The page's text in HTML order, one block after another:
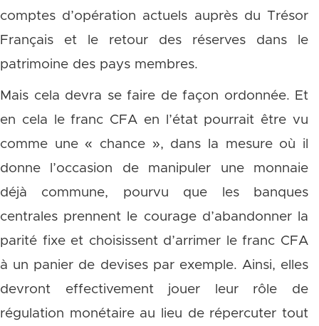
comptes d’opération actuels auprès du Trésor
Français et le retour des réserves dans le
patrimoine des pays membres.
Mais cela devra se faire de façon ordonnée. Et
en cela le franc CFA en l’état pourrait être vu
comme une « chance », dans la mesure où il
donne l’occasion de manipuler une monnaie
déjà commune, pourvu que les banques
centrales prennent le courage d’abandonner la
parité fixe et choisissent d’arrimer le franc CFA
à un panier de devises par exemple. Ainsi, elles
devront effectivement jouer leur rôle de
régulation monétaire au lieu de répercuter tout